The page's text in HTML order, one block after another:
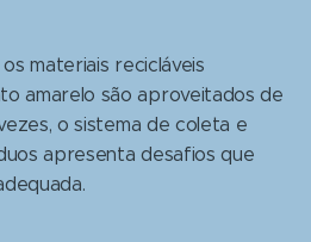
materiais recicláveis
amarelo são aproveitados de
o sistema de coleta e
apresenta desafios que